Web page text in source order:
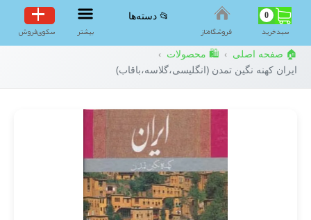
0
سبد‌خرید فروشگاه‌ناز
📂 دسته‌ها
بیشتر سکوی‌فروش
🏠 صفحه اصلی › 🛍️ محصولات ›
ایران کهنه نگین تمدن (انگلیسی،گلاسه،باقاب)